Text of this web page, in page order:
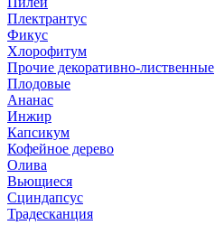
Плектрантус
Фикус
Хлорофитум
Прочие декоративно-лиственные
Плодовые
Ананас
Инжир
Капсикум
Кофейное дерево
Олива
Вьющиеся
Сциндапсус
Традесканция